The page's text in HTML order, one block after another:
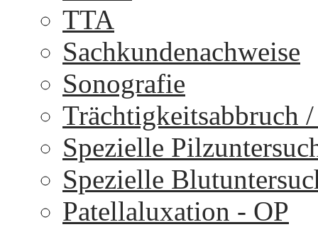
TTA
Sachkundenachweise
Sonografie
Trächtigkeitsabbruch
Spezielle
Spezielle
Patellaluxation - OP